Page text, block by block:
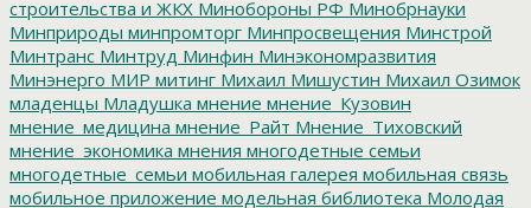
строительства и ЖКХ Минобороны РФ Минобрнауки
Минприроды минпромторг Минпросвещения Минстрой
Минтранс Минтруд Минфин Минэкономразвития
Минэнерго МИР митинг Михаил Мишустин Михаил Озимок
младенцы Младушка мнение мнение_Кузовин
мнение_медицина мнение_Райт Мнение_Тиховский
мнение_экономика мнения многодетные семьи
многодетные_семьи мобильная галерея мобильная связь
мобильное приложение модельная библиотека Молодая